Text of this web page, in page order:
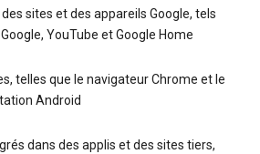
sites et des appareils Google, tels
YouTube et Google Home
telles que le navigateur Chrome et le
Android
dans des applis et des sites tiers,